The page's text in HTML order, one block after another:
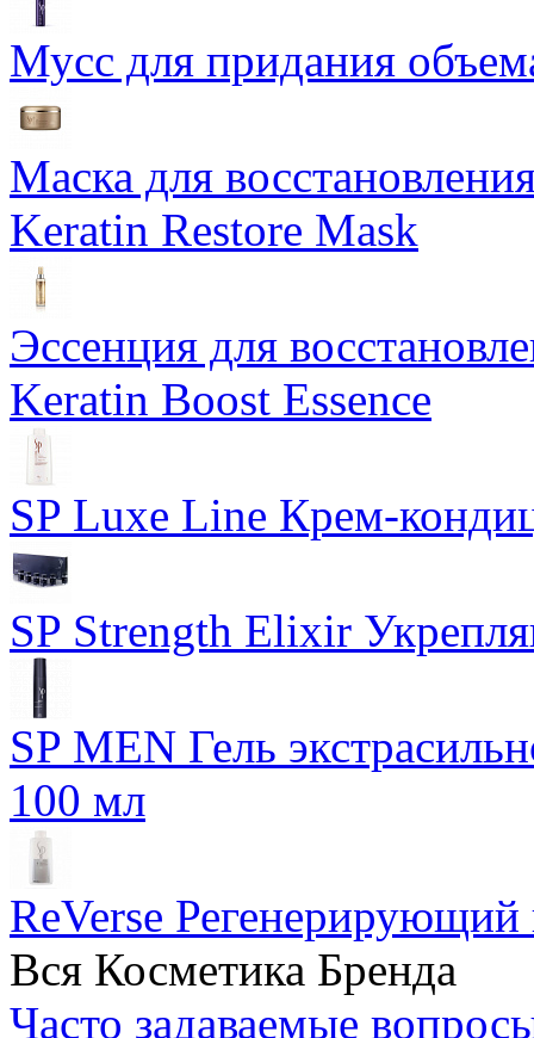
Мусс для придания
Маска для
Keratin Restore Mask
Эссенция для
Keratin Boost Essence
SP Luxe Line Крем-
SP Strength Elixir
SP MEN Гель
100 мл
ReVerse
Вся Косметика Бренда
Часто задаваемые